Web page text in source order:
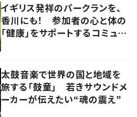
イギリス発祥のパークランを、
香川にも！ 参加者の心と体の
「健康」をサポートするコミュニ
太鼓音楽で世界の国と地域を
旅する「鼓童」 若きサウンドメ
ーカーが伝えたい“魂の震え”